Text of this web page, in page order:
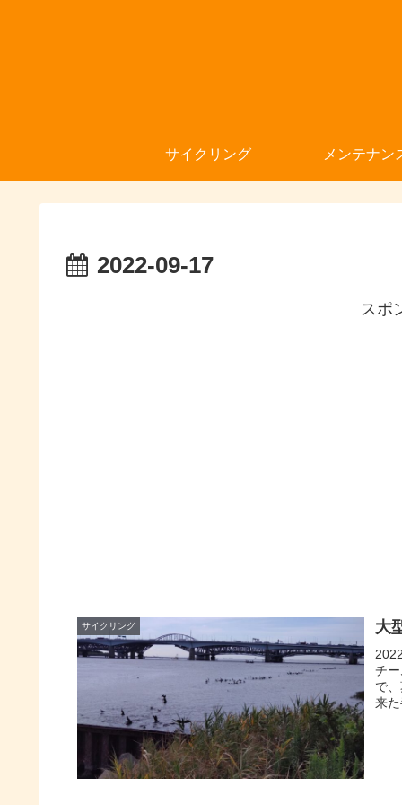
サイクリング メンテナン
2022-09-17
スポ
サイクリング 大
チ
で
来